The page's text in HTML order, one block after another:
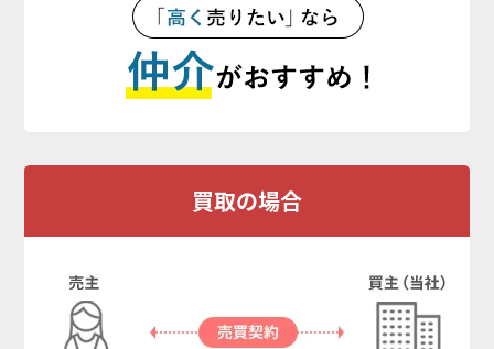
買取の場合